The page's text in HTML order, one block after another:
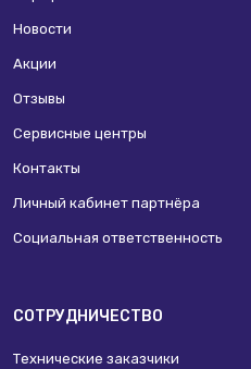
Новости
Акции
Отзывы
Сервисные центры
Контакты
Личный кабинет партнёра
Социальная ответственность
СОТРУДНИЧЕСТВО
Технические заказчики